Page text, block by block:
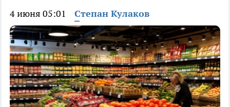
4 июня 05:01 Степан Кулаков